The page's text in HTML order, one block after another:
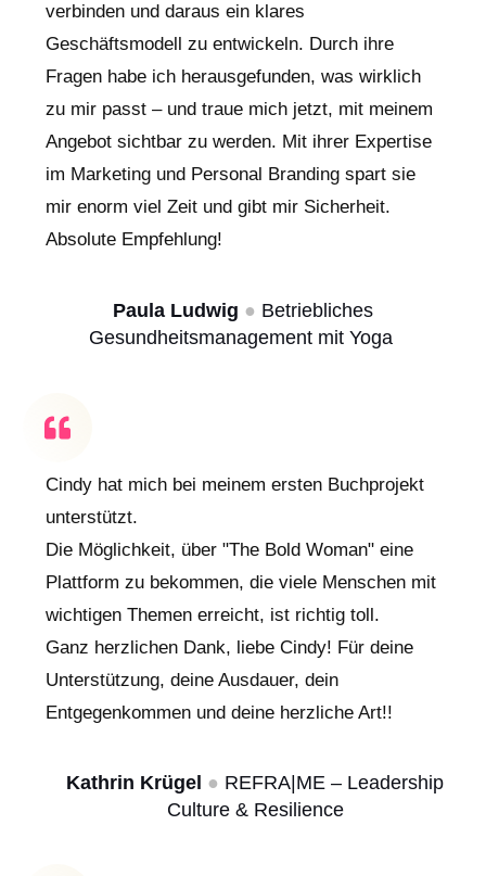
verbinden und daraus ein klares
Geschäftsmodell zu entwickeln. Durch ihre
Fragen habe ich herausgefunden, was wirklich
zu mir passt – und traue mich jetzt, mit meinem
Angebot sichtbar zu werden. Mit ihrer Expertise
im Marketing und Personal Branding spart sie
mir enorm viel Zeit und gibt mir Sicherheit.
Absolute Empfehlung!
Paula Ludwig ● Betriebliches
Gesundheitsmanagement mit Yoga
Cindy hat mich bei meinem ersten Buchprojekt
unterstützt.
Die Möglichkeit, über "The Bold Woman" eine
Plattform zu bekommen, die viele Menschen mit
wichtigen Themen erreicht, ist richtig toll.
Ganz herzlichen Dank, liebe Cindy! Für deine
Unterstützung, deine Ausdauer, dein
Entgegenkommen und deine herzliche Art!!
Kathrin Krügel ● REFRA|ME – Leadership
Culture & Resilience